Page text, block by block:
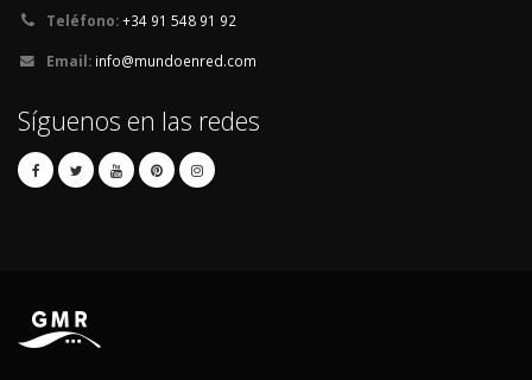
Teléfono:+34 91 548 91 92
Email: info@mundoenred.com
Síguenos en las redes